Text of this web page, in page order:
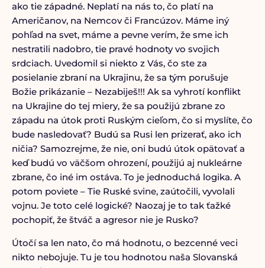
ako tie západné. Neplatí na nás to, čo platí na
Američanov, na Nemcov či Francúzov. Máme iný
pohľad na svet, máme a pevne verím, že sme ich
nestratili nadobro, tie pravé hodnoty vo svojich
srdciach. Uvedomil si niekto z Vás, čo ste za
posielanie zbraní na Ukrajinu, že sa tým porušuje
Božie prikázanie – Nezabiješ!!! Ak sa vyhrotí konflikt
na Ukrajine do tej miery, že sa použijú zbrane zo
západu na útok proti Ruským cieľom, čo si myslíte, čo
bude nasledovať? Budú sa Rusi len prizerať, ako ich
ničia? Samozrejme, že nie, oni budú útok opätovať a
keď budú vo väčšom ohrození, použijú aj nukleárne
zbrane, čo iné im ostáva. To je jednoduchá logika. A
potom poviete – Tie Ruské svine, zaútočili, vyvolali
vojnu. Je toto celé logické? Naozaj je to tak ťažké
pochopiť, že štváč a agresor nie je Rusko?
Útočí sa len nato, čo má hodnotu, o bezcenné veci
nikto nebojuje. Tu je tou hodnotou naša Slovanská